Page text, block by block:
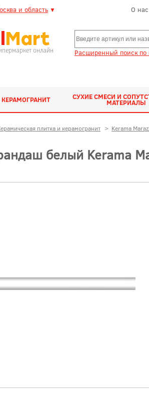
и область ▼ О нас
онлайн Расширенный поиск по
СУХИЕ СМЕСИ И
МАТЕРИАЛЫ
плитка и керамогранит > Kerama
белый Kerama